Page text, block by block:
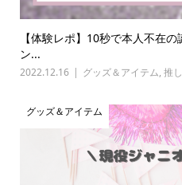
【体験レポ】10秒で本人不在
ン...
2022.12.16 グッズ＆アイテム, 推
グッズ＆アイテム